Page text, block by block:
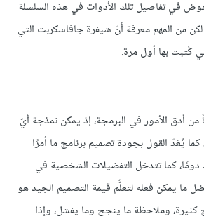
في تفاصيل تلك الأدوات في هذه السلسلة
لكن من المهم معرفة أنّ شيفرة جافاسكربت التي
كُتبت بها أول مرة.
من أدق الأمور في البرمجة، إذ يمكن نمذجة أيّ
يُعَدّ القول بجودة تصميم برنامج ما أمرًا
كما تتدخل التفضيلات الشخصية في
ما يمكن فعله لتعلُّم قيمة التصميم الجيد هو
كثيرة، وملاحظة ما ينجح وما يفشل، وإذا